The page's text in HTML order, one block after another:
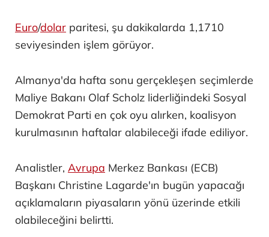
Euro/dolar paritesi, şu dakikalarda 1,1710
seviyesinden işlem görüyor.
Almanya'da hafta sonu gerçekleşen seçimlerde
Maliye Bakanı Olaf Scholz liderliğindeki Sosyal
Demokrat Parti en çok oyu alırken, koalisyon
kurulmasının haftalar alabileceği ifade ediliyor.
Analistler, Avrupa Merkez Bankası (ECB)
Başkanı Christine Lagarde'ın bugün yapacağı
açıklamaların piyasaların yönü üzerinde etkili
olabileceğini belirtti.